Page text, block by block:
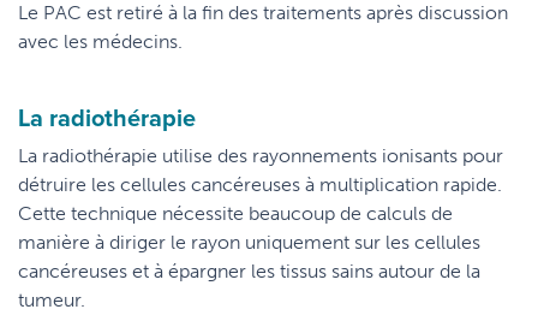
Le PAC est retiré à la fin des traitements après discussion
avec les médecins.
La radiothérapie
La radiothérapie utilise des rayonnements ionisants pour
détruire les cellules cancéreuses à multiplication rapide.
Cette technique nécessite beaucoup de calculs de
manière à diriger le rayon uniquement sur les cellules
cancéreuses et à épargner les tissus sains autour de la
tumeur.